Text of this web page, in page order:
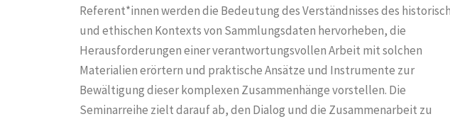
Referent*innen werden die Bedeutung des Verständnisses des
und ethischen Kontexts von Sammlungsdaten hervorheben, die
Herausforderungen einer verantwortungsvollen Arbeit mit solchen
Materialien erörtern und praktische Ansätze und Instrumente zur
Bewältigung dieser komplexen Zusammenhänge vorstellen. Die
Seminarreihe zielt darauf ab, den Dialog und die Zusammenarbeit zu